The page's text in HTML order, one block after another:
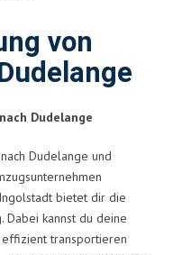
von
Dudelange
Dudelange und
bietet dir die
Dabei kannst du deine
transportieren